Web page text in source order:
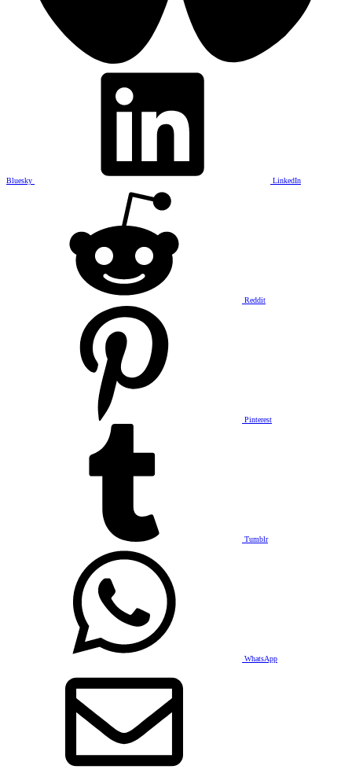
Bluesky LinkedIn
Reddit
Pinterest
Tumblr
WhatsApp